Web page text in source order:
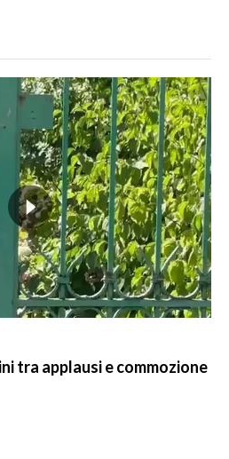
tra applausi e commozione